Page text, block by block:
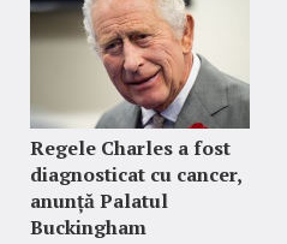
Regele Charles a fost
diagnosticat cu cancer,
anunță Palatul
Buckingham